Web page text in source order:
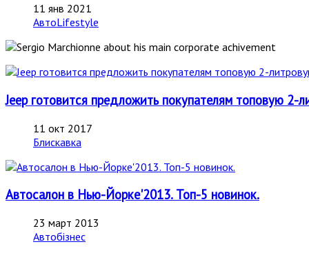
11 янв 2021
АвтоLifestyle
Jeep готовится предложить покупателям топовую
11 окт 2017
Блискавка
Автосалон в Нью-Йорке'2013. Топ-5 новинок.
23 март 2013
Автобізнес